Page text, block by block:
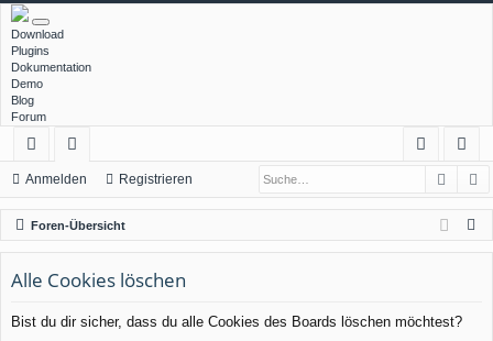
Download
Plugins
Dokumentation
Demo
Blog
Forum
ch
ne
llz
ug
rif
or
en
m
el
n
ist
rie
n
Anmelden Registrieren
Foren-Übersicht
Alle Cookies löschen
Bist du dir sicher, dass du alle Cookies des Boards löschen möchtest?